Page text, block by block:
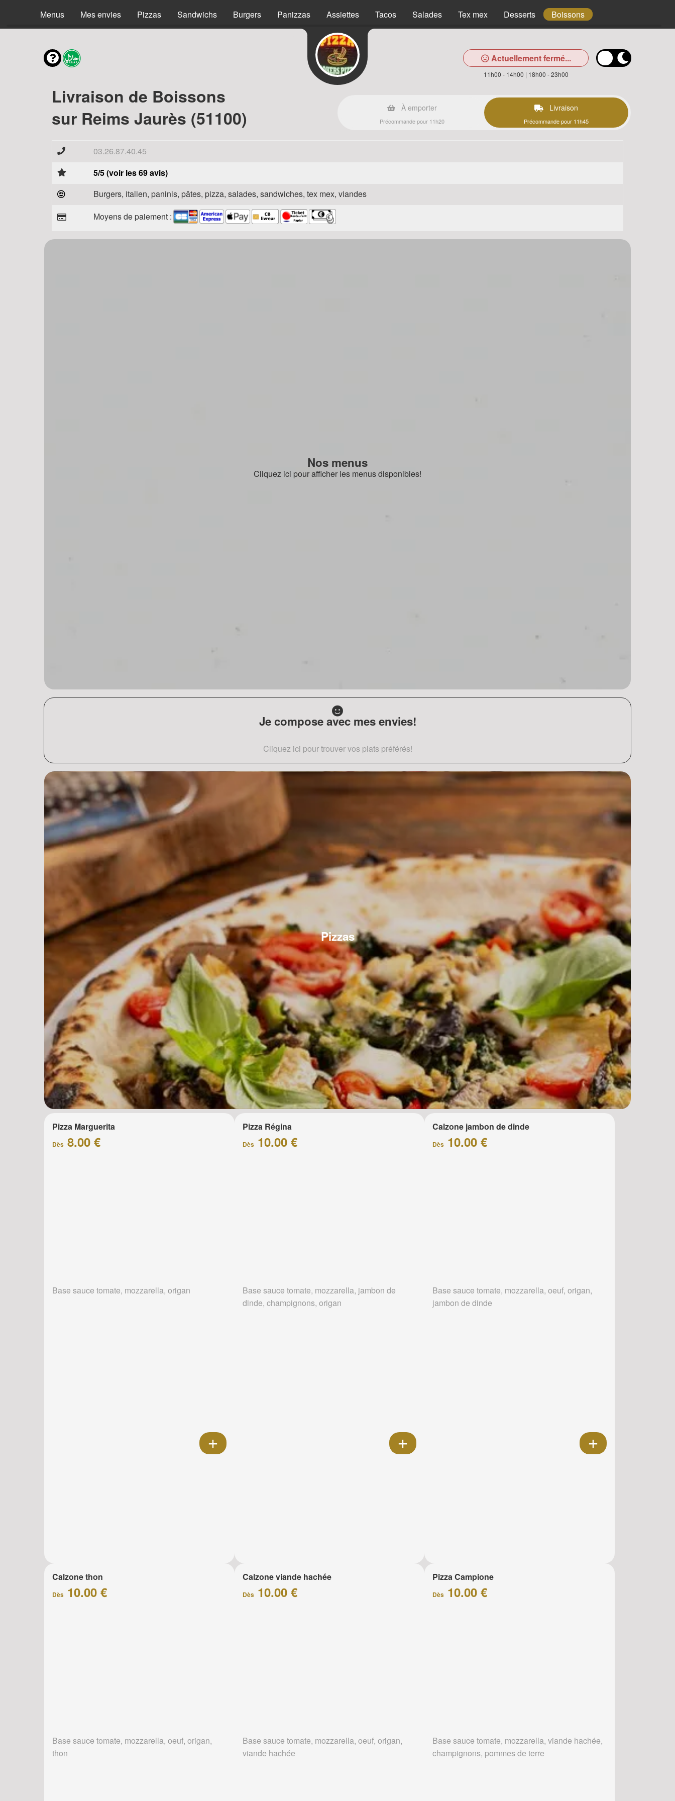
Menus Mes envies Pizzas Sandwichs Burgers Panizzas Assiettes Tacos Salades Tex mex Desserts Boissons
Actuellement fermé...
11h00 - 14h00 | 18h00 - 23h00
Livraison de Boissons
sur Reims Jaurès (51100)
À emporter
Précommande pour 11h20
Livraison
Précommande pour 11h45
03.26.87.40.45
5/5 (voir les 69 avis)
Burgers, italien, paninis, pâtes, pizza, salades, sandwiches, tex mex, viandes
Moyens de paiement :
Nos menus
Cliquez ici pour afficher les menus disponibles!
Je compose avec mes envies!
Cliquez ici pour trouver vos plats préférés!
Pizzas
Pizza Marguerita
Dès 8.00 €
Base sauce tomate, mozzarella, origan
Pizza Régina
Dès10.00 €
Base sauce tomate, mozzarella, jambon de
dinde, champignons, origan
Calzone jambon de dinde
Dès 10.00 €
Base sauce tomate, mozzarella, oeuf, origan,
jambon de dinde
Calzone thon
Dès 10.00 €
Base sauce tomate, mozzarella, oeuf, origan,
thon
Calzone viande hachée
Dès10.00 €
Base sauce tomate, mozzarella, oeuf, origan,
viande hachée
Pizza Campione
Dès 10.00 €
Base sauce tomate, mozzarella, viande hachée,
champignons, pommes de terre